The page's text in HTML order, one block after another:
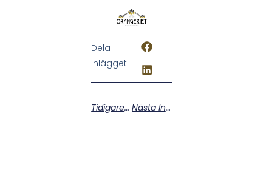
Dela
inlägget:
Tidigare Inlägg Nästa Inlägg